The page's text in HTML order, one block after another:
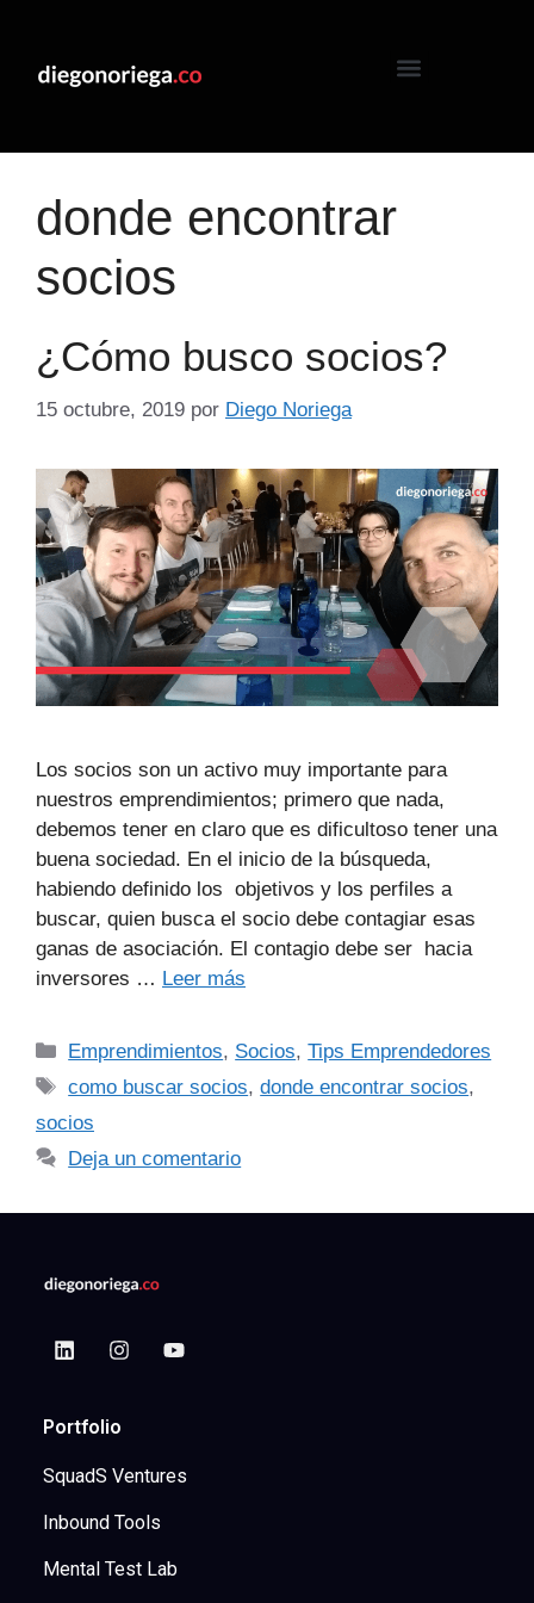
donde encontrar
socios
¿Cómo busco socios?
15 octubre, 2019 por Diego Noriega
Los socios son un activo muy importante para
nuestros emprendimientos; primero que nada,
debemos tener en claro que es dificultoso tener una
buena sociedad. En el inicio de la búsqueda,
habiendo definido los objetivos y los perfiles a
buscar, quien busca el socio debe contagiar esas
ganas de asociación. El contagio debe ser hacia
inversores … Leer más
Emprendimientos, Socios,Tips Emprendedores
como buscar socios,donde encontrar socios,
socios
Deja un comentario
Portfolio
SquadS Ventures
Inbound Tools
Mental Test Lab